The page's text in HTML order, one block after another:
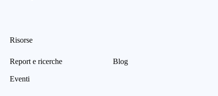
Risorse
Report e ricerche
Eventi
Blog